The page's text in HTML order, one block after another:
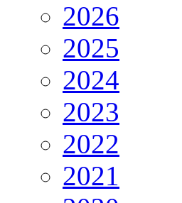
2026
2025
2024
2023
2022
2021